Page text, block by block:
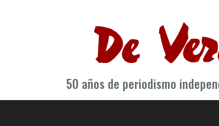
50 años de periodismo